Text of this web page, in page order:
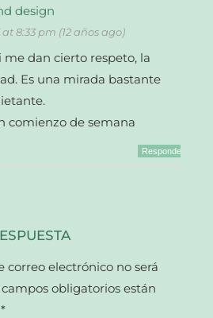
design
at 8:33 pm (12 años ago)
me dan cierto respeto, la
Es una mirada bastante
comienzo de semana
Responder
correo electrónico no será
campos obligatorios están
*